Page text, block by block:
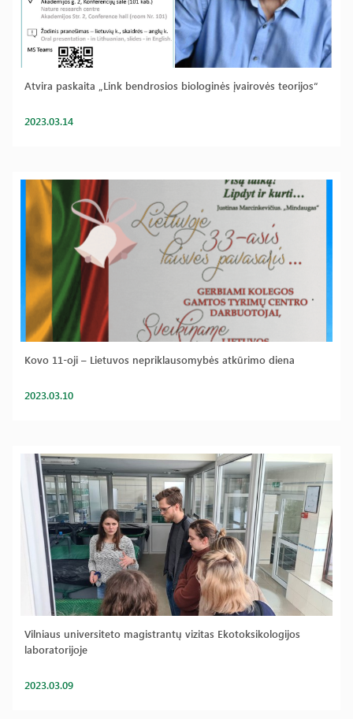
Atvira paskaita „Link bendrosios biologinės įvairovės teorijos“
2023.03.14
Kovo 11-oji – Lietuvos nepriklausomybės atkūrimo diena
2023.03.10
Vilniaus universiteto magistrantų vizitas Ekotoksikologijos
laboratorijoje
2023.03.09